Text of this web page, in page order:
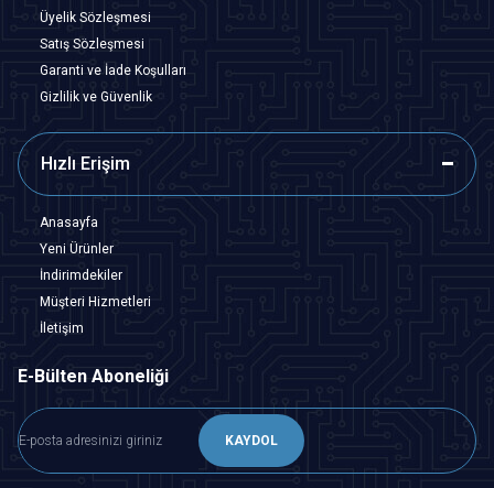
Üyelik Sözleşmesi
Satış Sözleşmesi
Garanti ve İade Koşulları
Gizlilik ve Güvenlik
Hızlı Erişim
Anasayfa
Yeni Ürünler
İndirimdekiler
Müşteri Hizmetleri
İletişim
E-Bülten Aboneliği
KAYDOL